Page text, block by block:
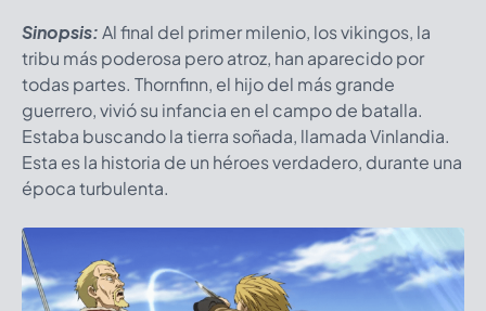
Sinopsis:Al final del primer milenio, los vikingos, la
tribu más poderosa pero atroz, han aparecido por
todas partes. Thornfinn, el hijo del más grande
guerrero, vivió su infancia en el campo de batalla.
Estaba buscando la tierra soñada, llamada Vinlandia.
Esta es la historia de un héroes verdadero, durante una
época turbulenta.